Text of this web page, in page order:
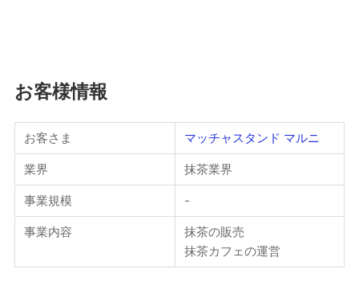
お客様情報
お客さま マッチャスタンド マルニ
業界 抹茶業界
事業規模 -
事業内容
抹茶の販売
抹茶カフェの運営